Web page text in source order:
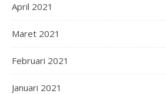
April 2021
Maret 2021
Februari 2021
Januari 2021